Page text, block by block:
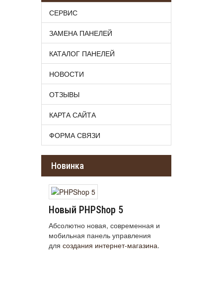
СЕРВИС
ЗАМЕНА ПАНЕЛЕЙ
КАТАЛОГ ПАНЕЛЕЙ
НОВОСТИ
ОТЗЫВЫ
КАРТА САЙТА
ФОРМА СВЯЗИ
Новинка
Новый PHPShop 5
Абсолютно новая, современная и
мобильная панель управления
для создания интернет-магазина.